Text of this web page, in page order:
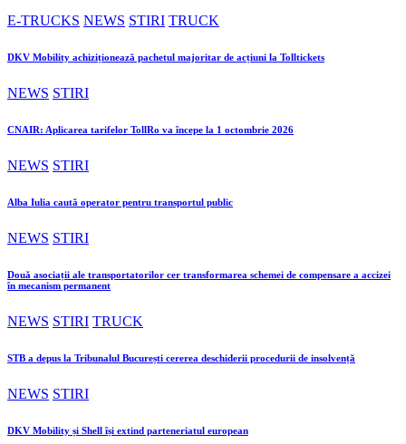
E-TRUCKS NEWS STIRI TRUCK
DKV Mobility achiziționează pachetul majoritar de acțiuni la Tolltickets
NEWS STIRI
CNAIR: Aplicarea tarifelor TollRo va începe la 1 octombrie 2026
NEWS STIRI
Alba Iulia caută operator pentru transportul public
NEWS STIRI
Două asociații ale transportatorilor cer transformarea schemei de compensare a accizei
în mecanism permanent
NEWS STIRI TRUCK
STB a depus la Tribunalul București cererea deschiderii procedurii de insolvență
NEWS STIRI
DKV Mobility și Shell își extind parteneriatul european